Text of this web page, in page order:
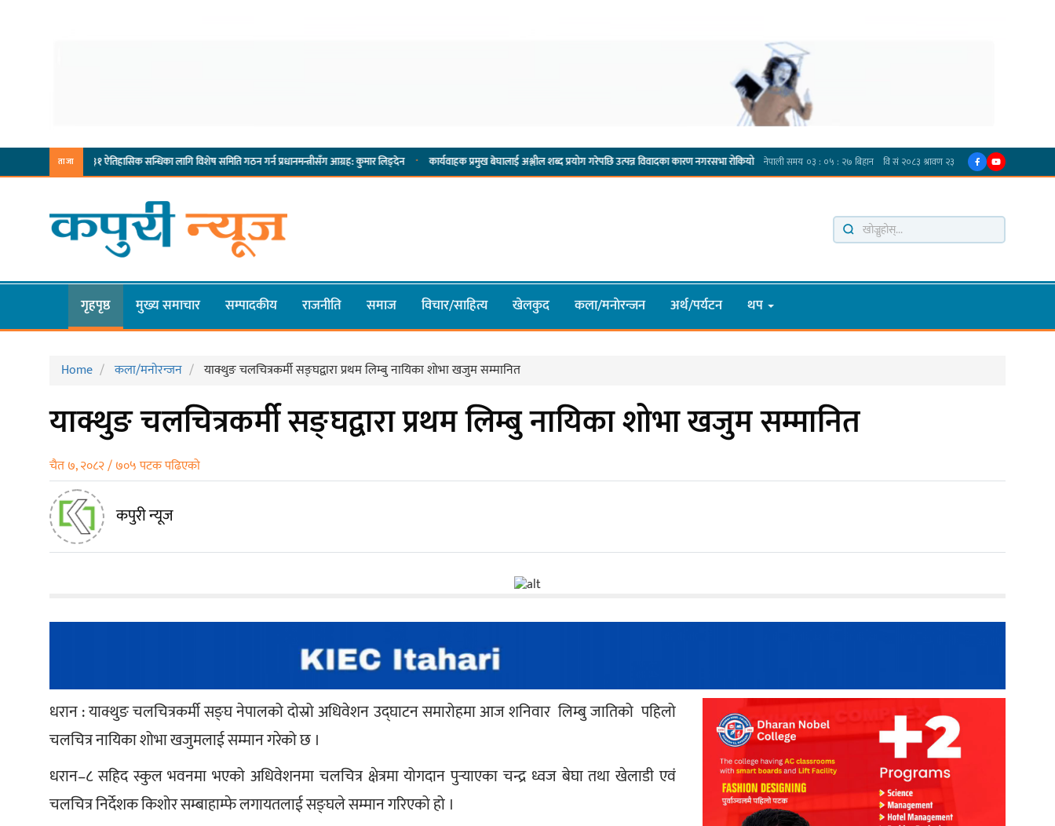
ताजा
१८३१ ऐतिहासिक सन्धिका लागि विशेष समिति गठन गर्न प्रधानमन्त्रीसँग आग्रह: कुमार लिङ्देन · कार्यवाहक प्रमुख बेघालाई अश्लील शब्द प्रयोग गरेपछि उत्पन्न विवादका कारण नगरसभा रोकियो · प्रदेश अधिकार विहीन भएकोले सरकार फेरबदल गर्न दलहरूलाई अस्थिरताको खेल सजिलो : पूर्व
गृहपृष्ठ मुख्य समाचार सम्पादकीय राजनीति समाज विचार/साहित्य खेलकुद कला/मनाेरन्जन अर्थ/पर्यटन थप
Home कला/मनाेरन्जन याक्थुङ चलचित्रकर्मी सङ्घद्वारा प्रथम लिम्बु नायिका शोभा खजुम सम्मानित
याक्थुङ चलचित्रकर्मी सङ्घद्वारा प्रथम लिम्बु नायिका शोभा खजुम सम्मानित
चैत ७, २०८२ / ७०५ पटक पढिएको
कपुरी न्यूज
धरान : याक्थुङ चलचित्रकर्मी सङ्घ नेपालको दोस्रो अधिवेशन उद्घाटन समारोहमा आज शनिवार  लिम्बु जातिको  पहिलो
चलचित्र नायिका शोभा खजुमलाई सम्मान गरेको छ ।
धरान–८ सहिद स्कुल भवनमा भएको अधिवेशनमा चलचित्र क्षेत्रमा योगदान पुर्‍याएका चन्द्र ध्वज बेघा तथा खेलाडी एवं
चलचित्र निर्देशक किशोर सम्बाहाम्फे लगायतलाई सङ्घले सम्मान गरिएको हो ।